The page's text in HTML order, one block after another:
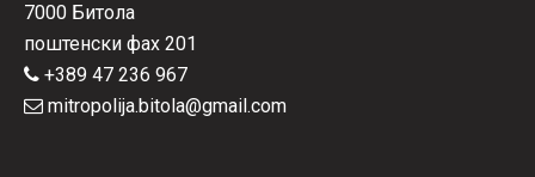
7000 Битола
поштенски фах 201
+389 47 236 967
mitropolija.bitola@gmail.com